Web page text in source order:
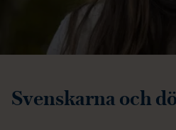
Svenskarna och